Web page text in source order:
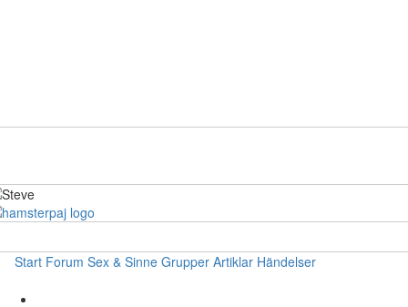
Start Forum Sex & Sinne Grupper Artiklar Händelser